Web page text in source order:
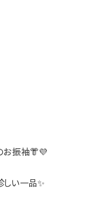
お振袖👘💜
しい一品✨